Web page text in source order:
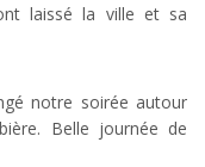
laissé la ville et sa
notre soirée autour
Belle journée de